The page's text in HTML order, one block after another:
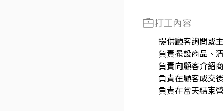
打工內容
提供顧客詢問或
負責擺設商品、
負責向顧客介紹
負責在顧客成交
負責在當天結束